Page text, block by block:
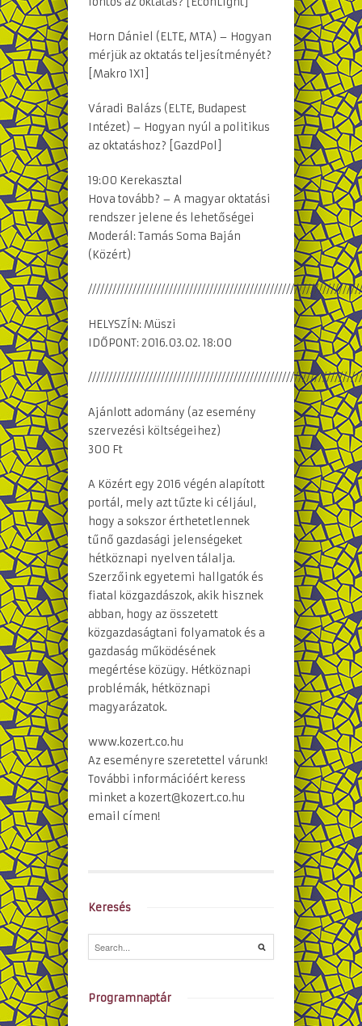
Horn Dániel (ELTE, MTA) – Hogyan
mérjük az oktatás teljesítményét?
[Makro 1X1]
Váradi Balázs (ELTE, Budapest
Intézet) – Hogyan nyúl a politikus
az oktatáshoz? [GazdPol]
19:00 Kerekasztal
Hova tovább? – A magyar oktatási
rendszer jelene és lehetőségei
Moderál: Tamás Soma Baján
(Közért)
HELYSZÍN: Müszi
IDŐPONT: 2016.03.02. 18:00
Ajánlott adomány (az esemény
szervezési költségeihez)
300 Ft
A Közért egy 2016 végén alapított
portál, mely azt tűzte ki céljául,
hogy a sokszor érthetetlennek
tűnő gazdasági jelenségeket
hétköznapi nyelven tálalja.
Szerzőink egyetemi hallgatók és
fiatal közgazdászok, akik hisznek
abban, hogy az összetett
közgazdaságtani folyamatok és a
gazdaság működésének
megértése közügy. Hétköznapi
problémák, hétköznapi
magyarázatok.
www.kozert.co.hu
Az eseményre szeretettel várunk!
További információért keress
minket a kozert@kozert.co.hu
email címen!
Keresés
Programnaptár